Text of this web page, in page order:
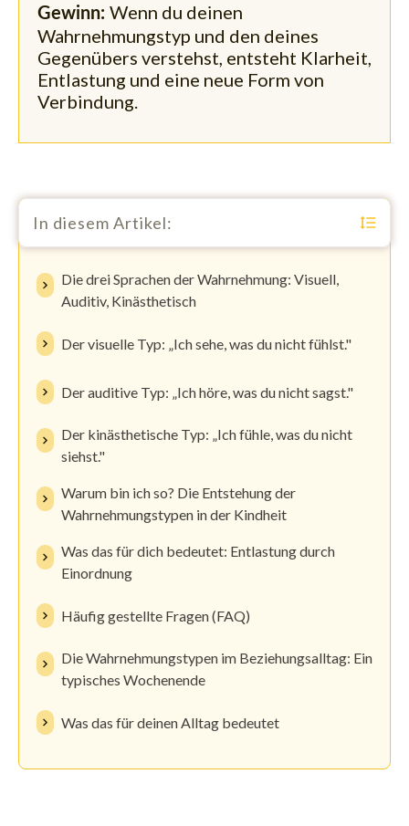
Gewinn: Wenn du deinen
Wahrnehmungstyp und den deines
Gegenübers verstehst, entsteht Klarheit,
Entlastung und eine neue Form von
Verbindung.
In diesem Artikel:
Die drei Sprachen der Wahrnehmung: Visuell,
Auditiv, Kinästhetisch
Der visuelle Typ: „Ich sehe, was du nicht fühlst."
Der auditive Typ: „Ich höre, was du nicht sagst."
Der kinästhetische Typ: „Ich fühle, was du nicht
siehst."
Warum bin ich so? Die Entstehung der
Wahrnehmungstypen in der Kindheit
Was das für dich bedeutet: Entlastung durch
Einordnung
Häufig gestellte Fragen (FAQ)
Die Wahrnehmungstypen im Beziehungsalltag: Ein
typisches Wochenende
Was das für deinen Alltag bedeutet